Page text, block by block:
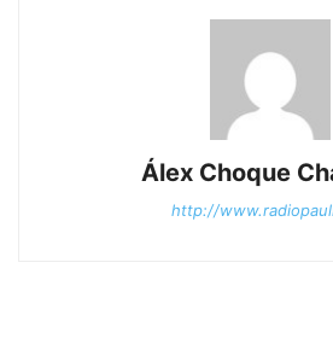
Álex Choque
http://